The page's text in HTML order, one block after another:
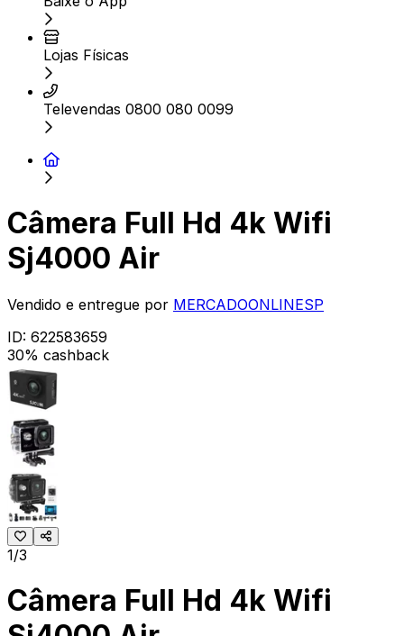
Lojas Físicas
Televendas 0800 080 0099
Câmera Full Hd 4k Wifi
Sj4000 Air
Vendido e entregue por MERCADOONLINESP
ID: 622583659
30% cashback
1/3
Câmera Full Hd 4k Wifi